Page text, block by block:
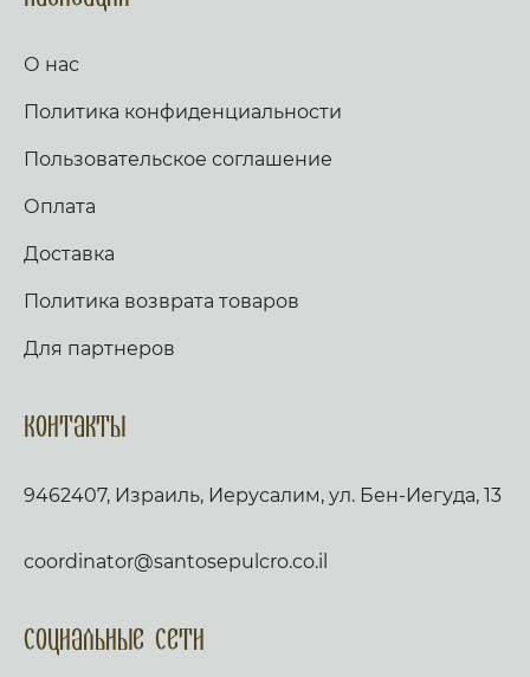
О нас
Политика конфиденциальности
Пользовательское соглашение
Оплата
Доставка
Политика возврата товаров
Для партнеров
Контакты
9462407, Израиль, Иерусалим, ул. Бен-Иегуда, 13
coordinator@santosepulcro.co.il
Социальные сети